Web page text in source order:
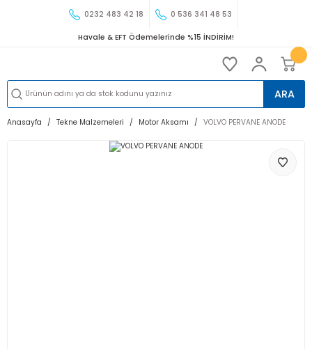
0232 483 42 18 0 536 341 48 53
Havale & EFT Ödemelerinde %15 İNDİRİM!
ARA
Anasayfa Tekne Malzemeleri Motor Aksamı VOLVO PERVANE ANODE